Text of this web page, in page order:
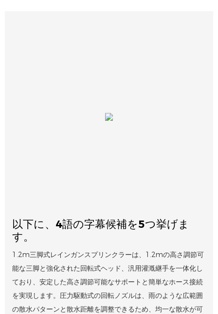
以下に、4語の字幕候補を5つ挙げま
す。
1.2m三脚式レインガンスプリンクラーは、1.2mの高さ調節可
能な三脚と強化された回転式ヘッド、汎用灌漑継手を一体化し
ており、安定した高さ調節可能なサポートと簡単なホース接続
を実現します。圧力駆動式の回転ノズルは、雨のような広範囲
の散水パターンと散水距離を調整できるため、均一な散水が可